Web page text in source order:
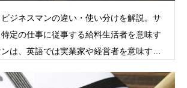
ジネスマンの違い・使い分けを解説。サ
定の仕事に従事する給料生活者を意味す
は、英語では実業家や経営者を意味する